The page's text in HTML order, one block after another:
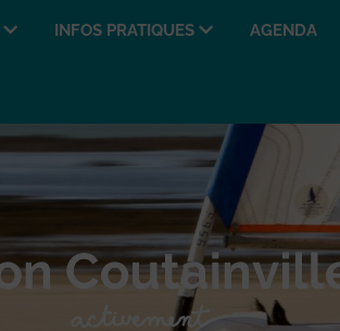
INFOS PRATIQUES AGENDA